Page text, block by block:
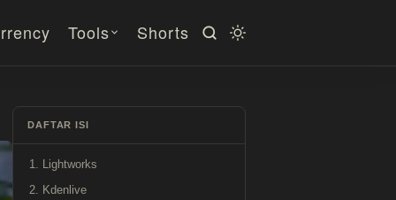
Tools Shorts
DAFTAR ISI
1. Lightworks
2. Kdenlive